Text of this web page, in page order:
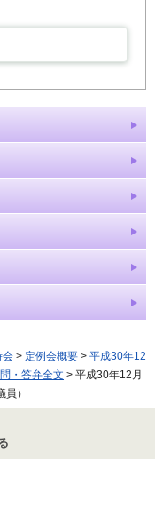
会 > 定例会概要 > 平成30年12
・答弁全文 > 平成30年12月
）